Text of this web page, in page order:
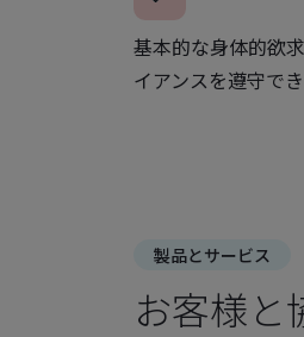
基本的な身体的欲
イアンスを遵守で
製品とサービス
お客様と